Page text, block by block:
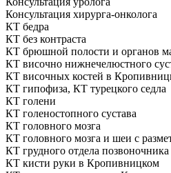
Консультация хирурга-онколога
КТ бедра
КТ без контраста
КТ брюшной полости и органов
КТ височно нижнечелюстного
КТ височных костей в
КТ гипофиза, КТ турецкого седла
КТ голени
КТ голеностопного сустава
КТ головного мозга
КТ головного мозга и шеи с
КТ грудного отдела
КТ кисти руки в Кропивницком